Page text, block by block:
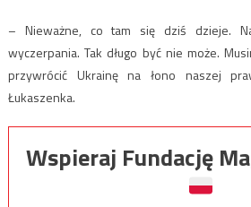
– Nieważne, co tam się dziś dzieje.
wyczerpania. Tak długo być nie może.
przywrócić Ukrainę na łono naszej
Łukaszenka.
Wspieraj Fundację